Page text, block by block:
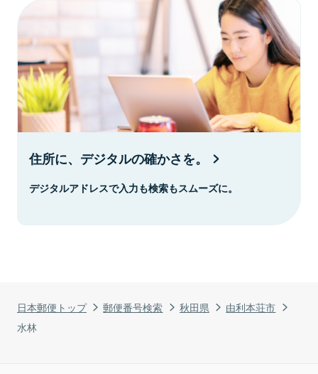
日本郵便トップ 郵便番号検索 秋田県
由利本荘市
水林
住所に、デジタルの確かさを。
デジタルアドレスで入力も検索もスムーズに。